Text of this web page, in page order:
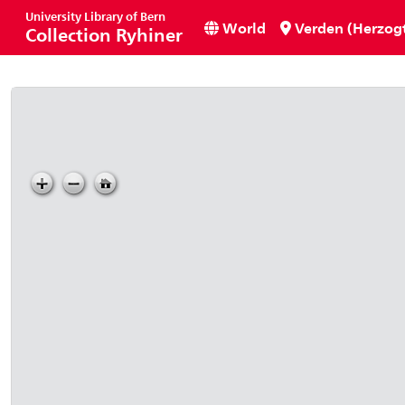
University Library of Bern
Collection Ryhiner World Verden